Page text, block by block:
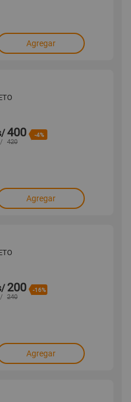
Agregar
400 -4%
420
Agregar
200 -16%
240
Agregar